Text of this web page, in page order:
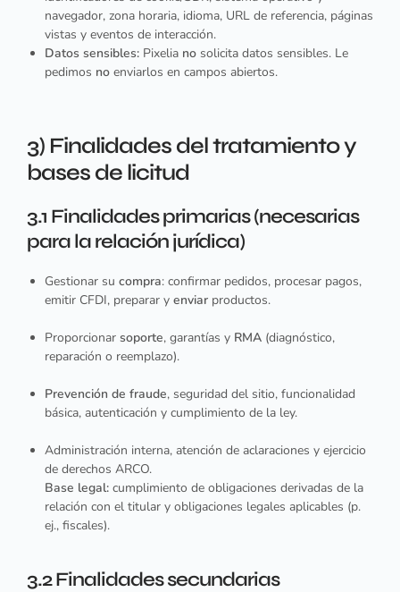
navegador, zona horaria, idioma, URL de referencia, páginas
vistas y eventos de interacción.
Datos sensibles: Pixelia no solicita datos sensibles. Le
pedimos no enviarlos en campos abiertos.
3) Finalidades del tratamiento y
bases de licitud
3.1 Finalidades primarias (necesarias
para la relación jurídica)
Gestionar su compra: confirmar pedidos, procesar pagos,
emitir CFDI, preparar y enviar productos.
Proporcionar soporte, garantías y RMA (diagnóstico,
reparación o reemplazo).
Prevención de fraude, seguridad del sitio, funcionalidad
básica, autenticación y cumplimiento de la ley.
Administración interna, atención de aclaraciones y ejercicio
de derechos ARCO.
Base legal: cumplimiento de obligaciones derivadas de la
relación con el titular y obligaciones legales aplicables (p.
ej., fiscales).
3.2 Finalidades secundarias